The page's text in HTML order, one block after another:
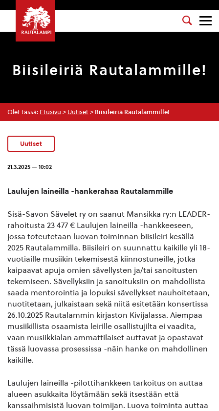
Biisileiriä Rautalammille!
Olet tässä: Etusivu > Uutiset > Biisileiriä Rautalammille!
Uutiset
21.3.2025 — 10:02
Laulujen laineilla -hankerahaa Rautalammille
Sisä-Savon Sävelet ry on saanut Mansikka ry:n LEADER-
rahoitusta 23 477 € Laulujen laineilla -hankkeeseen,
jossa toteutetaan luovan toiminnan biisileiri kesällä
2025 Rautalammilla. Biisileiri on suunnattu kaikille yli 18-
vuotiaille musiikin tekemisestä kiinnostuneille, jotka
kaipaavat apuja omien sävellysten ja/tai sanoitusten
tekemiseen. Sävellyksiin ja sanoituksiin on mahdollista
saada mentorointia ja lopuksi sävellykset nauhoitetaan,
nuotitetaan, julkaistaan sekä niitä esitetään konsertissa
26.10.2025 Rautalammin kirjaston Kivijalassa. Aiempaa
musiikillista osaamista leirille osallistujilta ei vaadita,
vaan musiikkialan ammattilaiset auttavat ja opastavat
tässä luovassa prosessissa -näin hanke on mahdollinen
kaikille.
Laulujen laineilla -pilottihankkeen tarkoitus on auttaa
alueen asukkaita löytämään sekä itsestään että
kanssaihmisistä luovan toimijan. Luova toiminta auttaa